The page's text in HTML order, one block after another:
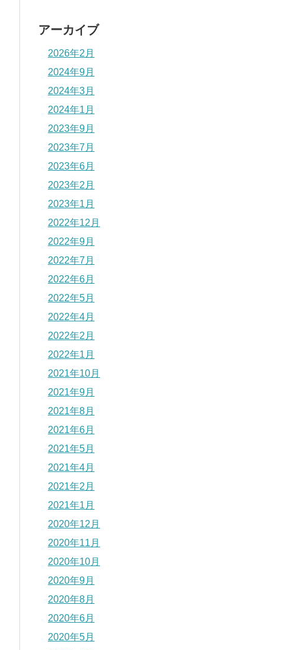
アーカイブ
2026年2月
2024年9月
2024年3月
2024年1月
2023年9月
2023年7月
2023年6月
2023年2月
2023年1月
2022年12月
2022年9月
2022年7月
2022年6月
2022年5月
2022年4月
2022年2月
2022年1月
2021年10月
2021年9月
2021年8月
2021年6月
2021年5月
2021年4月
2021年2月
2021年1月
2020年12月
2020年11月
2020年10月
2020年9月
2020年8月
2020年6月
2020年5月